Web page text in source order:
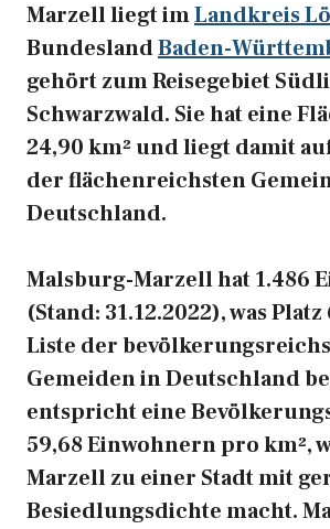
Marzell liegt imLandkreis
BundeslandBaden-
gehört zum Reisegebiet
Schwarzwald. Sie hat eine
24,90 km² und liegt damit
der flächenreichsten
Deutschland.
Malsburg-Marzell hat 1.486
(Stand: 31.12.2022), was
Liste der
Gemeiden in Deutschland
entspricht eine
59,68 Einwohnern pro km²,
Marzell zu einer Stadt mit
Besiedlungsdichte macht.